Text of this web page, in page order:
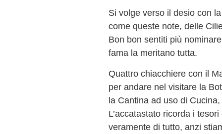
Si volge verso il desio con
come queste note, delle
Bon bon sentiti più
fama la meritano tutta.
Quattro chiacchiere con il
per andare nel visitare la
la Cantina ad uso di
L’accatastato ricorda i
veramente di tutto, anzi